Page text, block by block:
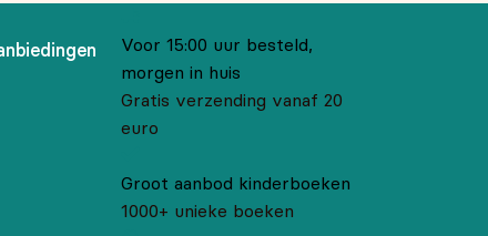
Voor 15:00 uur besteld,
morgen in huis
Gratis verzending vanaf 20
euro
Groot aanbod kinderboeken
1000+ unieke boeken